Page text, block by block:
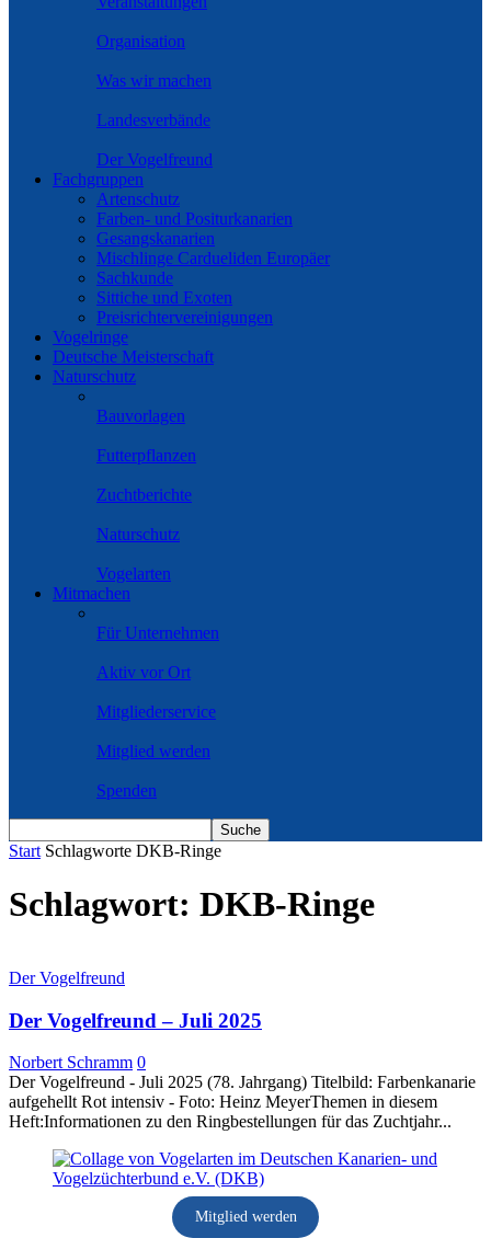
Organisation
Was wir machen
Landesverbände
Der Vogelfreund
Fachgruppen
Artenschutz
Farben- und Positurkanarien
Gesangskanarien
Mischlinge Cardueliden Europäer
Sachkunde
Sittiche und Exoten
Preisrichtervereinigungen
Vogelringe
Deutsche Meisterschaft
Naturschutz
Bauvorlagen
Futterpflanzen
Zuchtberichte
Naturschutz
Vogelarten
Mitmachen
Für Unternehmen
Aktiv vor Ort
Mitgliederservice
Mitglied werden
Spenden
Start Schlagworte DKB-Ringe
Schlagwort: DKB-Ringe
Der Vogelfreund
Der Vogelfreund – Juli 2025
Norbert Schramm 0
Der Vogelfreund - Juli 2025 (78. Jahrgang) Titelbild: Farbenkanarie
aufgehellt Rot intensiv - Foto: Heinz MeyerThemen in diesem
Heft:Informationen zu den Ringbestellungen für das Zuchtjahr...
Mitglied werden